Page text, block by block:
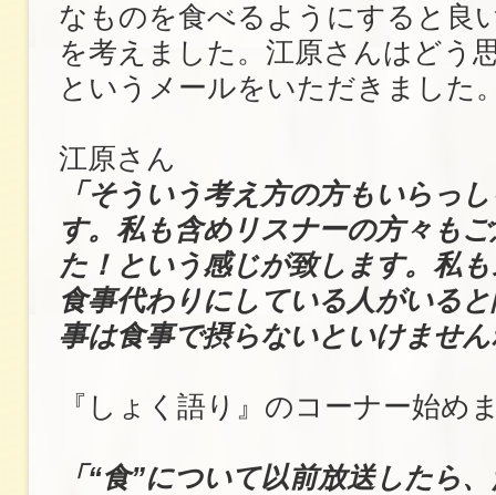
なものを食べるようにすると良
を考えました。江原さんはどう
というメールをいただきました
江原さん
「そういう考え方の方もいらっ
す。私も含めリスナーの方々も
た！という感じが致します。私
食事代わりにしている人がいる
事は食事で摂らないといけませ
『しょく語り』のコーナー始め
「“食”について以前放送したら